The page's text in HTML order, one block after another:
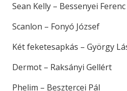
Sean Kelly – Bessenyei Ferenc
Scanlon – Fonyó József
Két feketesapkás – György
Dermot – Raksányi Gellért
Phelim – Besztercei Pál